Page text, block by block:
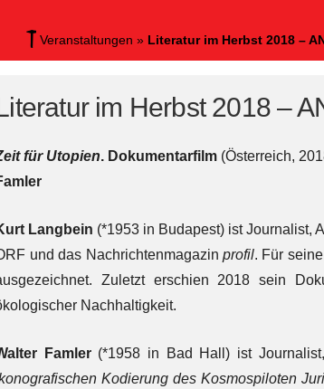
Veranstaltungen » Literatur im Herbst 2018 –
im Herbst 2018 –
für Utopien. Dokumentarfilm (Österreich,
Langbein (*1953 in Budapest) ist Journalist,
und das Nachrichtenmagazinprofil. Für
Zuletzt erschien 2018 sein
Nachhaltigkeit.
Famler(*1958 in Bad Hall) ist
Kodierung des Kosmospiloten